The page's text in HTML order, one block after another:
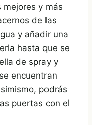
mejores y más
de las
y añadir una
hasta que se
de spray y
encuentran
podrás
puertas con el